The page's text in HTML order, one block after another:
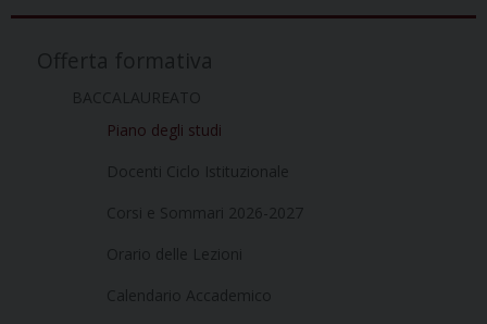
e
t
t
k
t
e
i
n
Offerta formativa
BACCALAUREATO
Piano degli studi
Docenti Ciclo Istituzionale
Corsi e Sommari 2026-2027
Orario delle Lezioni
Calendario Accademico